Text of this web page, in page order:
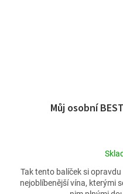
Můj osobní
Tak tento balíček si
nejoblíbenější vína, kterými